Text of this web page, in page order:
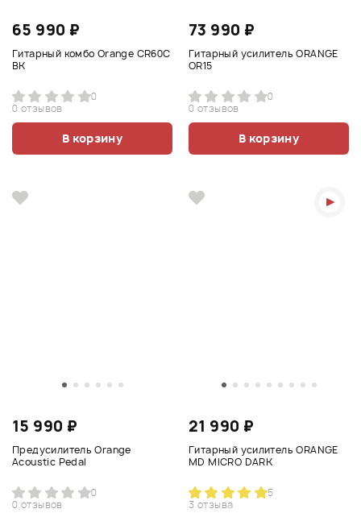
65 990 ₽
Гитарный комбо Orange CR60C
BK
0
0 отзывов
В корзину
73 990 ₽
Гитарный усилитель ORANGE
OR15
0
0 отзывов
В корзину
15 990 ₽
Предусилитель Orange
Acoustic Pedal
0
0 отзывов
21 990 ₽
Гитарный усилитель ORANGE
MD MICRO DARK
5
3 отзыва